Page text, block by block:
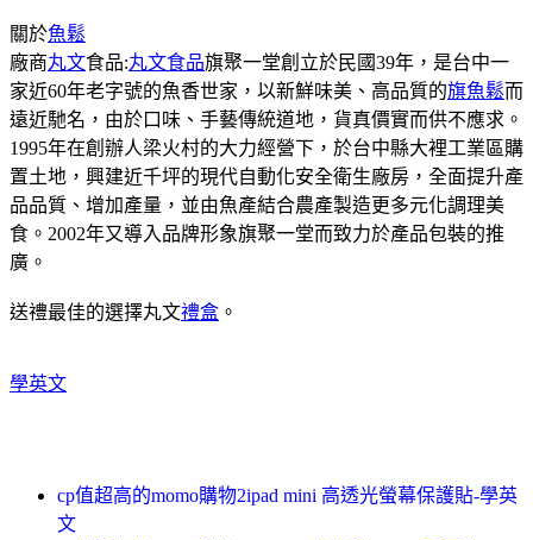
關於魚鬆
廠商丸文食品:丸文食品旗聚一堂創立於民國39年，是台中一
家近60年老字號的魚香世家，以新鮮味美、高品質的旗魚鬆而
遠近馳名，由於口味、手藝傳統道地，貨真價實而供不應求。
1995年在創辦人梁火村的大力經營下，於台中縣大裡工業區購
置土地，興建近千坪的現代自動化安全衛生廠房，全面提升產
品品質、增加產量，並由魚產結合農產製造更多元化調理美
食。2002年又導入品牌形象旗聚一堂而致力於產品包裝的推
廣。
送禮最佳的選擇丸文禮盒 。
學英文
cp值超高的momo購物2ipad mini 高透光螢幕保護貼-學英
文